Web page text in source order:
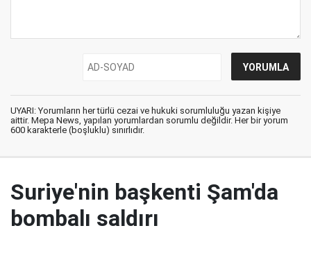
UYARI: Yorumların her türlü cezai ve hukuki sorumluluğu yazan kişiye
aittir. Mepa News, yapılan yorumlardan sorumlu değildir. Her bir yorum
600 karakterle (boşluklu) sınırlıdır.
Suriye'nin başkenti Şam'da
bombalı saldırı